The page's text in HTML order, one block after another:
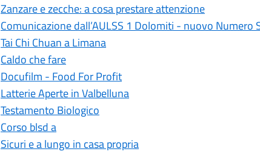
Zanzare e zecche: a cosa prestare attenzione
Comunicazione dall’AULSS 1 Dolomiti - nuovo
Tai Chi Chuan a Limana
Caldo che fare
Docufilm - Food For Profit
Latterie Aperte in Valbelluna
Testamento Biologico
Corso blsd a
Sicuri e a lungo in casa propria